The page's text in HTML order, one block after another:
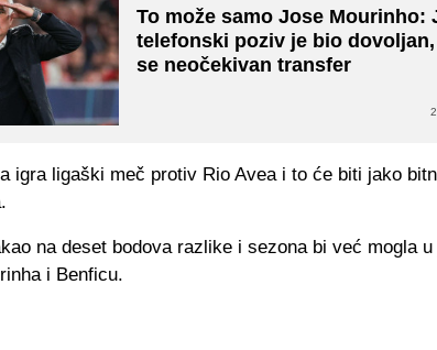
To može samo Jose Mourinho:
telefonski poziv je bio
se neočekivan transfer
igra ligaški meč protiv Rio Avea i to će biti jako
na deset bodova razlike i sezona bi već mogla u
i Benficu.